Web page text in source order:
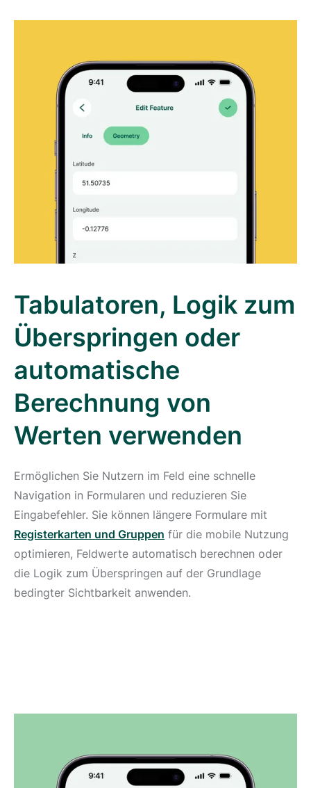
Tabulatoren, Logik zum
Überspringen oder
automatische
Berechnung von
Werten verwenden
Ermöglichen Sie Nutzern im Feld eine schnelle
Navigation in Formularen und reduzieren Sie
Eingabefehler. Sie können längere Formulare mit
Registerkarten und Gruppen für die mobile Nutzung
optimieren, Feldwerte automatisch berechnen oder
die Logik zum Überspringen auf der Grundlage
bedingter Sichtbarkeit anwenden.